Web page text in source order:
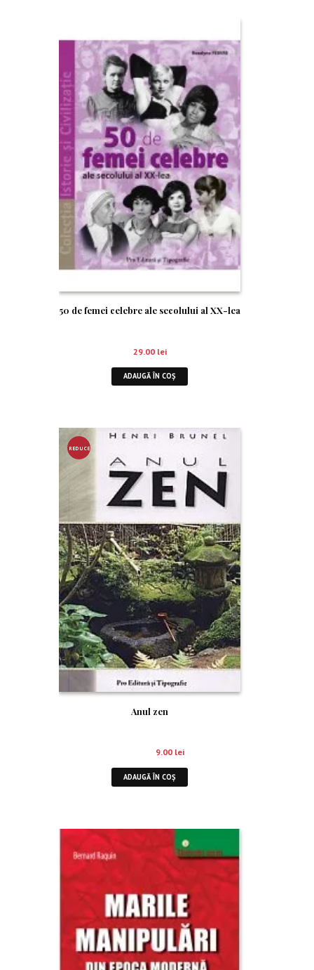
50 de femei celebre ale secolului al XX-lea
29.00 lei
ADAUGĂ ÎN COȘ
REDUCE
Anul zen
9.00 lei
ADAUGĂ ÎN COȘ